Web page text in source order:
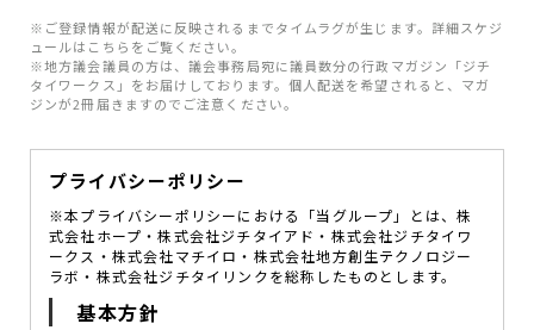
※ご登録情報が配送に反映されるまでタイムラグが生じます。詳細スケジ
ュールはこちらをご覧ください。
※地方議会議員の方は、議会事務局宛に議員数分の行政マガジン「ジチ
タイワークス」をお届けしております。個人配送を希望されると、マガ
ジンが2冊届きますのでご注意ください。
プライバシーポリシー
※本プライバシーポリシーにおける「当グループ」とは、株
式会社ホープ・株式会社ジチタイアド・株式会社ジチタイワ
ークス・株式会社マチイロ・株式会社地方創生テクノロジー
ラボ・株式会社ジチタイリンクを総称したものとします。
基本方針